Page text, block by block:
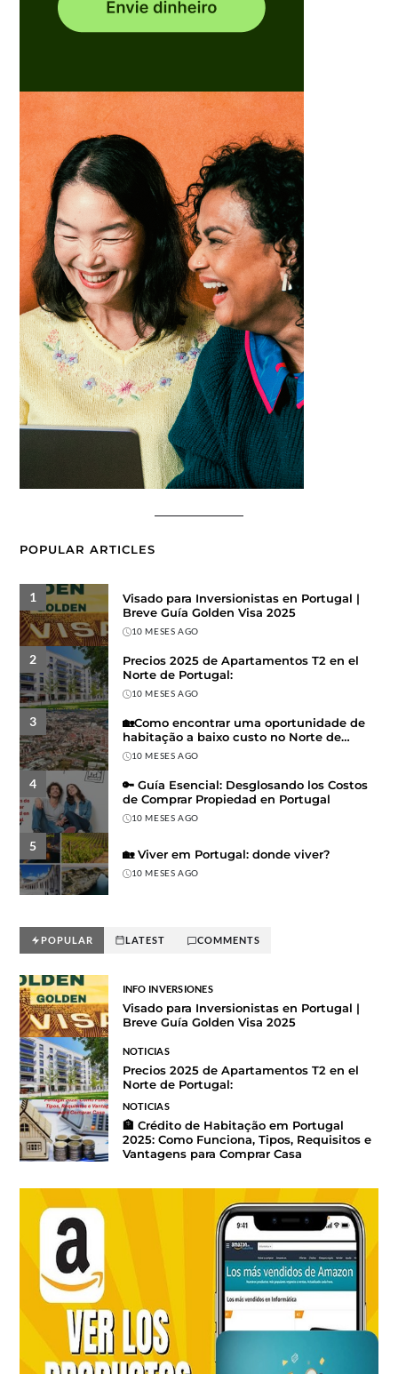
POPULAR ARTICLES
1
Visado para Inversionistas en Portugal |
Breve Guía Golden Visa 2025
10 MESES AGO
2
Precios 2025 de Apartamentos T2 en el
Norte de Portugal:
10 MESES AGO
3
🏡Como encontrar uma oportunidade de
habitação a baixo custo no Norte de
Portugal
10 MESES AGO
4
🔑 Guía Esencial: Desglosando los Costos
de Comprar Propiedad en Portugal
10 MESES AGO
5
🏡 Viver em Portugal: donde viver?
10 MESES AGO
POPULAR LATEST COMMENTS
INFO INVERSIONES
Visado para Inversionistas en Portugal |
Breve Guía Golden Visa 2025
NOTICIAS
Precios 2025 de Apartamentos T2 en el
Norte de Portugal:
NOTICIAS
🏦 Crédito de Habitação em Portugal
2025: Como Funciona, Tipos, Requisitos e
Vantagens para Comprar Casa